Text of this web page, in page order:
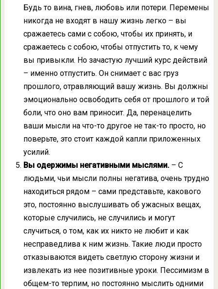
Будь то вина, гнев, любовь или потери. Перемены
никогда не входят в нашу жизнь легко – вы
сражаетесь сами с собою, чтобы их принять, и
сражаетесь с собою, чтобы отпустить то, к чему
вы привыкли. Но зачастую лучший курс действий
– именно отпустить. Он снимает с вас груз
прошлого, отравляющий вашу жизнь. Вы должны
эмоционально освободить себя от прошлого и той
боли, что оно вам приносит. Да, перенацелить
ваши мысли на что-то другое не так-то просто, но
поверьте, это стоит каждой капли приложенных
усилий.
Вы одержимы негативными мыслями.– С
людьми, чьи мысли полны негатива, очень трудно
находиться рядом – сами представьте, какового
это, постоянно выслушивать об ужасных вещах,
которые случились, не случились и могут
случиться, о том, как их никто не любит и как
несправедлива к ним жизнь. Такие люди просто
отказываются видеть светлую сторону жизни и
извлекать из нее позитивные уроки. Пессимизм в
общем-то терпим, но постоянно мыслить одними